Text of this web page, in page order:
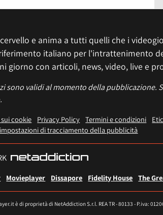
e anima a tutti quelli che i
italiano per l'intrattenimento
giorno con articoli, news, video, live e
sono validi al momento della pubblicazione.
cookie Privacy Policy Termini e condizioni
di tracciamento della pubblicità
Movieplayer Dissapore Fidelity House The
è di proprietà di NetAddiction S.r.l. REA TR - 80133 - P.iva: